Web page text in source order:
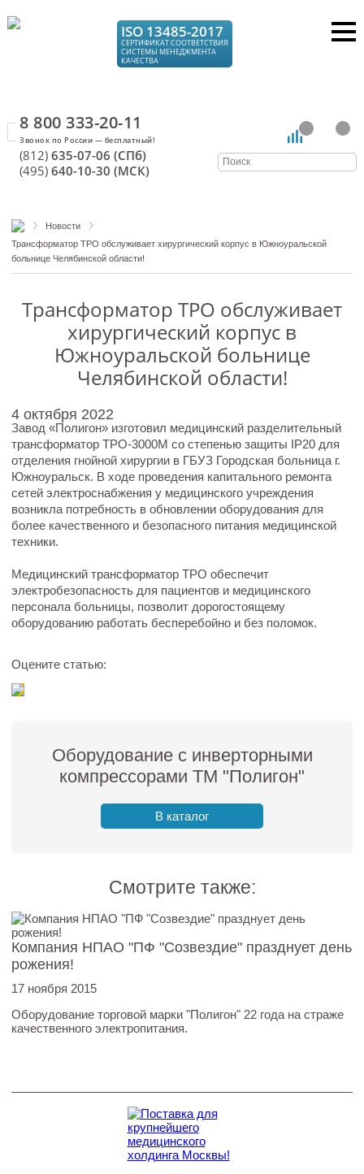
ISO 13485-2017
СЕРТИФИКАТ СООТВЕТСТВИЯ
СИСТЕМЫ МЕНЕДЖМЕНТА
КАЧЕСТВА
8 800 333-20-11
(812) 635-07-06 (СПб)
(495) 640-10-30 (МСК)
Новости
Трансформатор ТРО обслуживает хирургический корпус в Южноуральской
больнице Челябинской области!
Трансформатор ТРО обслуживает
хирургический корпус в
Южноуральской больнице
Челябинской области!
4 октября 2022
Завод «Полигон» изготовил медицинский разделительный
трансформатор ТРО-3000М со степенью защиты IP20 для
отделения гнойной хирургии в ГБУЗ Городская больница г.
Южноуральск. В ходе проведения капитального ремонта
сетей электроснабжения у медицинского учреждения
возникла потребность в обновлении оборудования для
более качественного и безопасного питания медицинской
техники.
Медицинский трансформатор ТРО обеспечит
электробезопасность для пациентов и медицинского
персонала больницы, позволит дорогостоящему
оборудованию работать бесперебойно и без поломок.
Оцените статью:
Оборудование с инверторными
компрессорами ТМ "Полигон"
В каталог
Смотрите также:
Компания НПАО "ПФ "Созвездие" празднует день
рожения!
17 ноября 2015
Оборудование торговой марки "Полигон" 22 года на страже
качественного электропитания.